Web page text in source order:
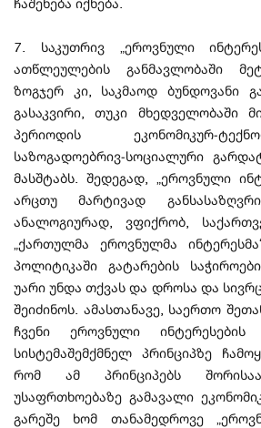
7. საკუთრივ „ეროვნული
ათწლეულების განმავლობაში
ზოგჯერ კი, საკმაოდ ბუნდოვანი
გასაკვირი, თუკი მხედველობაში
პერიოდის ეკონომიკურ-
საზოგადოებრივ-სოციალური
მასშტაბს. შედეგად, „ეროვნული
არცთუ მარტივად
ანალოგიურად, ვფიქრობ,
„ქართულმა ეროვნულმა
პოლიტიკაში გატარების
უარი უნდა თქვას და დროსა და
შეიძინოს. ამასთანავე, საერთო
ჩვენი ეროვნული ინტერესების
სისტემაშემქმნელ პრინციპზე
რომ ამ პრინციპებს
უსაფრთხოებაზე გამავალი
გარეშე ხომ თანამედროვე